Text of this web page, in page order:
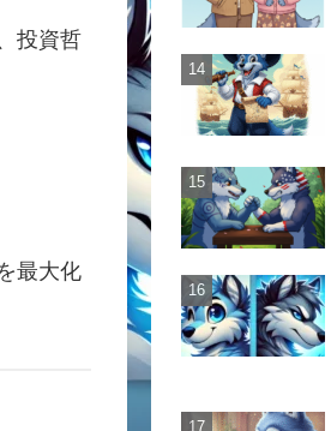
投資哲
最大化